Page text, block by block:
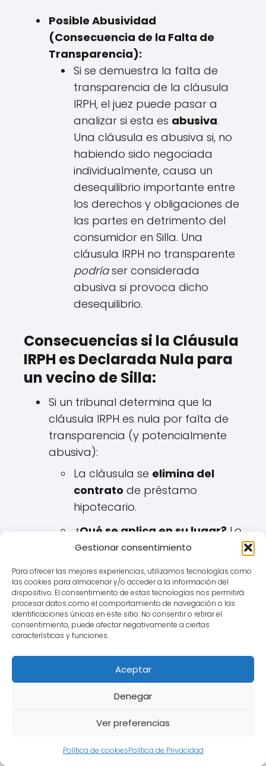
Gestionar consentimiento
Para ofrecer las mejores experiencias, utilizamos tecnologías como
las cookies para almacenar y/o acceder a la información del
dispositivo. El consentimiento de estas tecnologías nos permitirá
procesar datos como el comportamiento de navegación o las
identificaciones únicas en este sitio. No consentir o retirar el
consentimiento, puede afectar negativamente a ciertas
características y funciones.
Aceptar
Denegar
Ver preferencias
Política de cookiesPolítica de Privacidad
Posible Abusividad
(Consecuencia de la Falta de
Transparencia):
Si se demuestra la falta de
transparencia de la cláusula
IRPH, el juez puede pasar a
analizar si esta es abusiva.
Una cláusula es abusiva si, no
habiendo sido negociada
individualmente, causa un
desequilibrio importante entre
los derechos y obligaciones de
las partes en detrimento del
consumidor en Silla. Una
cláusula IRPH no transparente
podríaser considerada
abusiva si provoca dicho
desequilibrio.
Consecuencias si la Cláusula
IRPH es Declarada Nula para
un vecino de Silla:
Si un tribunal determina que la
cláusula IRPH es nula por falta de
transparencia (y potencialmente
abusiva):
La cláusula se elimina del
contrato de préstamo
hipotecario.
¿Qué se aplica en su lugar? Lo
más habitual, y lo que buscan
en Silla, es que se reemplace
por elEuribor(generalmente
sin añadir ningún diferencial, o
aplicando el diferencial que ya
escritura junto al IRPH). Otras
opciones menos frecuentes
podrían ser dejar la hipoteca
aplicar otro índice legal
sustitutivo si existiera.